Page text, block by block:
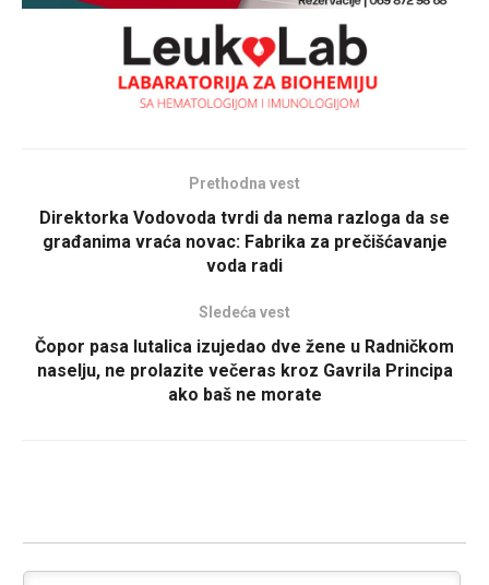
Prethodna vest
Direktorka Vodovoda tvrdi da nema razloga da se
građanima vraća novac: Fabrika za prečišćavanje
voda radi
Sledeća vest
Čopor pasa lutalica izujedao dve žene u Radničkom
naselju, ne prolazite večeras kroz Gavrila Principa
ako baš ne morate